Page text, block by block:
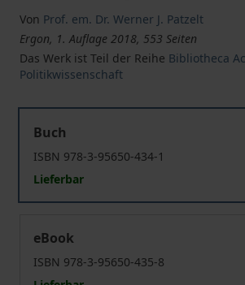
Von Prof. em. Dr. Werner J. Patzelt
Ergon, 1. Auflage 2018, 553 Seiten
Das Werk ist Teil der Reihe Bibliotheca
Politikwissenschaft
Buch
ISBN 978-3-95650-434-1
Lieferbar
eBook
ISBN 978-3-95650-435-8